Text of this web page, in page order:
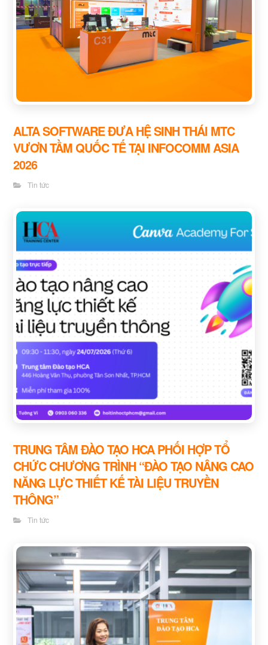
ALTA SOFTWARE ĐƯA HỆ SINH THÁI MTC
VƯƠN TẦM QUỐC TẾ TẠI INFOCOMM ASIA
2026
Tin tức
TRUNG TÂM ĐÀO TẠO HCA PHỐI HỢP TỔ
CHỨC CHƯƠNG TRÌNH “ĐÀO TẠO NÂNG CAO
NĂNG LỰC THIẾT KẾ TÀI LIỆU TRUYỀN
THÔNG”
Tin tức